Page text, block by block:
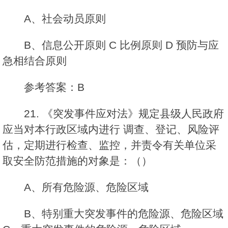
A、社会动员原则
B、信息公开原则 C 比例原则 D 预防与应
急相结合原则
参考答案：B
21. 《突发事件应对法》规定县级人民政府
应当对本行政区域内进行 调查、登记、风险评
估，定期进行检查、监控，并责令有关单位采
取安全防范措施的对象是：（）
A、所有危险源、危险区域
B、特别重大突发事件的危险源、危险区域